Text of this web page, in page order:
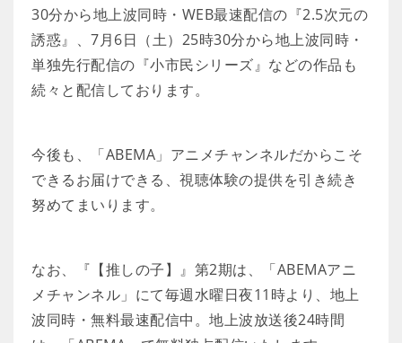
30分から地上波同時・WEB最速配信の『2.5次元の
誘惑』、7月6日（土）25時30分から地上波同時・
単独先行配信の『小市民シリーズ』などの作品も
続々と配信しております。
今後も、「ABEMA」アニメチャンネルだからこそ
できるお届けできる、視聴体験の提供を引き続き
努めてまいります。
なお、『【推しの子】』第2期は、「ABEMAアニ
メチャンネル」にて毎週水曜日夜11時より、地上
波同時・無料最速配信中。地上波放送後24時間